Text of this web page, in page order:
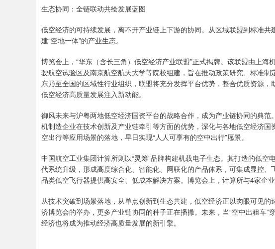
生态协同：全链联动共绘发展蓝图
低空经济的可持续发展，离不开产业链上下游的协同。从区域联盟到标准
建“空地一体”的产业生态。
博览会上，“华东（含长三角）低空经济产业联盟”正式揭牌。该联盟由上
驶航空试验区及南京航空航天大学等院校组建，旨在推动政策研究、标准
东乃至全国的区域性行业组织，联盟将充分发挥平台优势，整合优质资源
低空经济高质量发展注入新动能。
御风未来与沪粤两地低空经济国资平台的战略合作，成为产业链协同的典
机制造企业在技术创新及产业链牵引等方面的优势，深化与各地低空经济
空出行等应用场景的落地，早日实现“人人可享有的空中出行”愿景。
中国航空工业集团计算所则以“灵筹”品牌构建机载电子生态。其打造的低空
代系统升级，形成高度综合化、智能化、网联化的产品体系，可集成显控
品类低空飞行器提供高安全、低成本解决方案。博览会上，计算所与4家企
从技术突破到场景落地，从单点创新到生态共建，低空经济正以肉眼可见
济博览会的举办，更多产业链协同的种子正在播撒。未来，当“空中出租车
经济也将成为推动经济高质量发展的新引擎。